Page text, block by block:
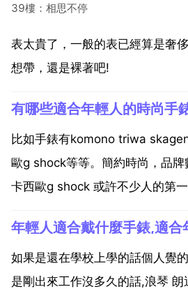
39樓：相思不停
表太貴了，一般的表已經算是奢
想帶，還是裸著吧!
比如手錶有komono triwa
歐g shock等等。簡約時尚，品牌
卡西歐g shock 或許不少人的第
風格也和年輕人比較搭。不過，
如果是還在學校上學的話個人覺
是剛出來工作沒多久的話,浪琴